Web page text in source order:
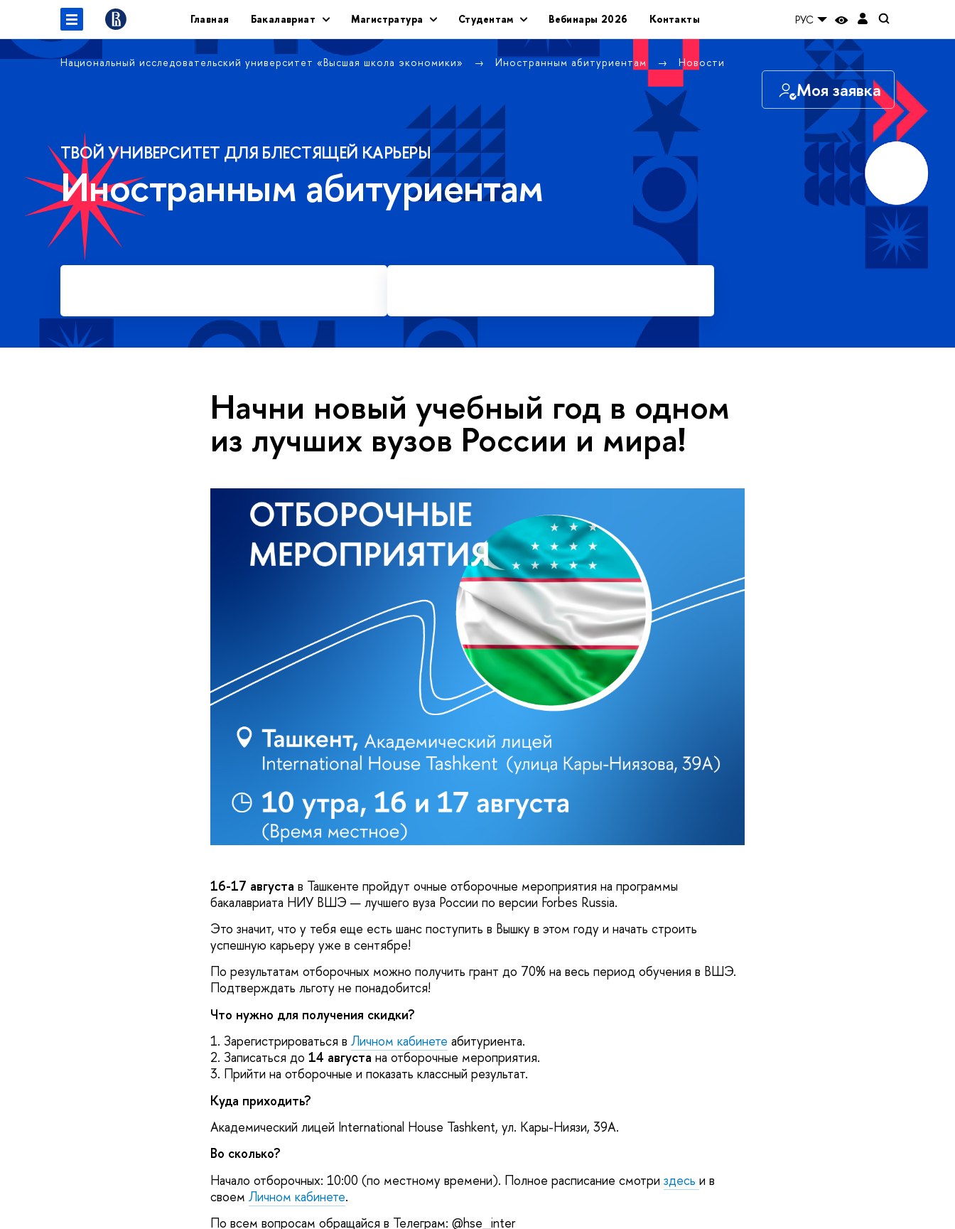
Главная Бакалавриат Магистратура Студентам Вебинары 2026 Контакты РУС
Национальный исследовательский университет «Высшая школа экономики» Иностранным абитуриентам Новости
Моя заявка
ТВОЙ УНИВЕРСИТЕТ ДЛЯ БЛЕСТЯЩЕЙ КАРЬЕРЫ
Иностранным абитуриентам
Начни новый учебный год в одном
из лучших вузов России и мира!
16-17 августа в Ташкенте пройдут очные отборочные мероприятия на программы
бакалавриата НИУ ВШЭ — лучшего вуза России по версии Forbes Russia.
Это значит, что у тебя еще есть шанс поступить в Вышку в этом году и начать строить
успешную карьеру уже в сентябре!
По результатам отборочных можно получить грант до 70% на весь период обучения в ВШЭ.
Подтверждать льготу не понадобится!
Что нужно для получения скидки?
1. Зарегистрироваться в Личном кабинете абитуриента.
2. Записаться до 14 августа на отборочные мероприятия.
3. Прийти на отборочные и показать классный результат.
Куда приходить?
Академический лицей International House Tashkent, ул. Кары-Ниязи, 39А.
Во сколько?
Начало отборочных: 10:00 (по местному времени). Полное расписание смотри здесь и в
своем Личном кабинете.
По всем вопросам обращайся в Телеграм: @hse_inter